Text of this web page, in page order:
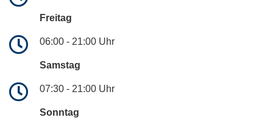
Freitag
06:00 - 21:00 Uhr
Samstag
07:30 - 21:00 Uhr
Sonntag